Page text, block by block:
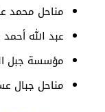
مناحل محمد
عبد الله
مؤسسة جبل
مناحل جبال